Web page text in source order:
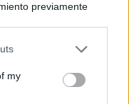
previamente
que algún
el derecho de
se aplicarán
my